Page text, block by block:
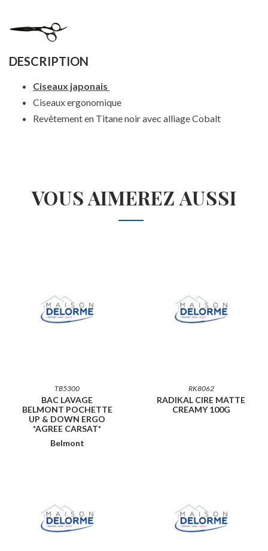
DESCRIPTION
Ciseaux japonais
Ciseaux ergonomique
Revêtement en Titane noir avec alliage Cobalt
VOUS AIMEREZ AUSSI
TB5300
BAC LAVAGE
BELMONT POCHETTE
UP & DOWN ERGO
*AGREE CARSAT*
Belmont
RK8062
RADIKAL CIRE MATTE
CREAMY 100G